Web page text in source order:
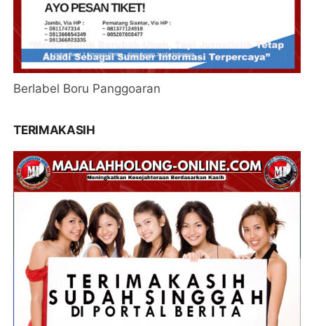
Berlabel Boru Panggoaran
TERIMAKASIH